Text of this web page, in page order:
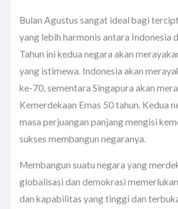
Bulan Agustus sangat ideal bagi
yang lebih harmonis antara Indonesia
Tahun ini kedua negara akan
yang istimewa. Indonesia akan
ke-70, sementara Singapura akan
Kemerdekaan Emas 50 tahun. Kedua
masa perjuangan panjang mengisi
sukses membangun negaranya.
Membangun suatu negara yang
globalisasi dan demokrasi
dan kapabilitas yang tinggi dan